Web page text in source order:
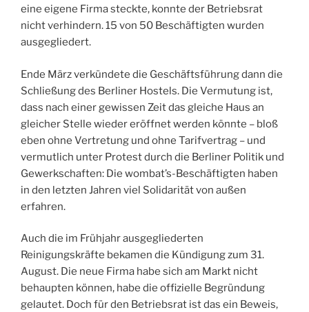
eine eigene Firma steckte, konnte der Betriebsrat
nicht verhindern. 15 von 50 Beschäftigten wurden
ausgegliedert.
Ende März verkündete die Geschäftsführung dann die
Schließung des Berliner Hostels. Die Vermutung ist,
dass nach einer gewissen Zeit das gleiche Haus an
gleicher Stelle wieder eröffnet werden könnte – bloß
eben ohne Vertretung und ohne Tarifvertrag – und
vermutlich unter Protest durch die Berliner Politik und
Gewerkschaften: Die wombat’s-Beschäftigten haben
in den letzten Jahren viel Solidarität von außen
erfahren.
Auch die im Frühjahr ausgegliederten
Reinigungskräfte bekamen die Kündigung zum 31.
August. Die neue Firma habe sich am Markt nicht
behaupten können, habe die offizielle Begründung
gelautet. Doch für den Betriebsrat ist das ein Beweis,